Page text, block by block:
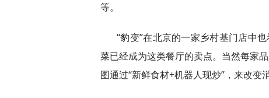
等。
“豹变”在北京的一家乡村基门店中
菜已经成为这类餐厅的卖点。当然每家
图通过“新鲜食材+机器人现炒”，来改变